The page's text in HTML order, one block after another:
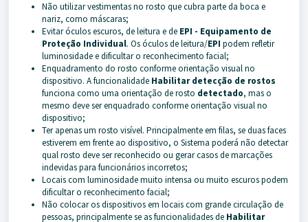
Não utilizar vestimentas no rosto que cubra parte da boca e
nariz, como máscaras;
Evitar óculos escuros, de leitura e de EPI - Equipamento de
Proteção Individual. Os óculos de leitura/EPI podem refletir
luminosidade e dificultar o reconhecimento facial;
Enquadramento do rosto conforme orientação visual no
dispositivo. A funcionalidade Habilitar detecção de rostos
funciona como uma orientação de rosto detectado, mas o
mesmo deve ser enquadrado conforme orientação visual no
dispositivo;
Ter apenas um rosto visível. Principalmente em filas, se duas faces
estiverem em frente ao dispositivo, o Sistema poderá não detectar
qual rosto deve ser reconhecido ou gerar casos de marcações
indevidas para funcionários incorretos;
Locais com luminosidade muito intensa ou muito escuros podem
dificultar o reconhecimento facial;
Não colocar os dispositivos em locais com grande circulação de
pessoas, principalmente se as funcionalidades de Habilitar